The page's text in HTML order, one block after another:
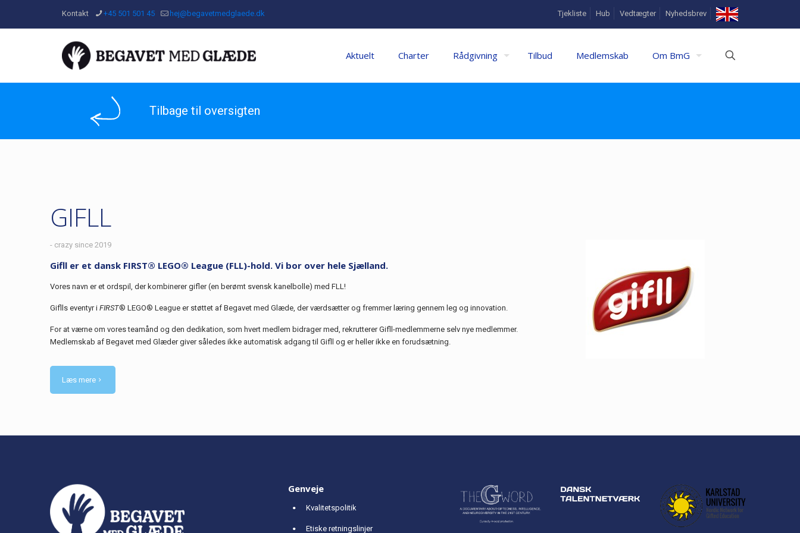
Kontakt +45 501 501 45 hej@begavetmedglaede.dk Tjekliste Hub Vedtægter Nyhedsbrev
In
Aktuelt Charter Rådgivning Tilbud Medlemskab Om BmG
Tilbage til oversigten
GIFLL
- crazy since 2019
Gifll er et dansk FIRST® LEGO® League (FLL)-hold. Vi bor over hele Sjælland.
Vores navn er et ordspil, der kombinerer gifler (en berømt svensk kanelbolle) med FLL!
Giflls eventyr i FIRST® LEGO® League er støttet af Begavet med Glæde, der værdsætter og fremmer læring gennem leg og innovation.
For at værne om vores teamånd og den dedikation, som hvert medlem bidrager med, rekrutterer Gifll-medlemmerne selv nye medlemmer.
Medlemskab af Begavet med Glæder giver således ikke automatisk adgang til Gifll og er heller ikke en forudsætning.
Læs mere
Genveje
Kvalitetspolitik
Etiske retningslinjer